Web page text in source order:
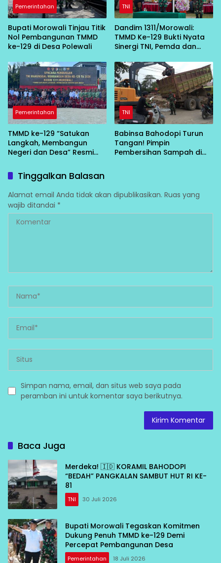
Pemerintahan
Bupati Morowali Tinjau Titik
Nol Pembangunan TMMD
ke-129 di Desa Polewali
TNI
Dandim 1311/Morowali:
TMMD Ke-129 Bukti Nyata
Sinergi TNI, Pemda dan
dari Desa
Pemerintahan
TMMD ke-129 “Satukan
Langkah, Membangun
Negeri dan Desa” Resmi
TNI
Babinsa Bahodopi Turun
Tangan! Pimpin
Pembersihan Sampah di
Tinggalkan Balasan
Alamat email Anda tidak akan dipublikasikan. Ruas yang
wajib ditandai *
Simpan nama, email, dan situs web saya pada
peramban ini untuk komentar saya berikutnya.
Baca Juga
Merdeka! 🇮🇩 KORAMIL BAHODOPI
“BEDAH” PANGKALAN SAMBUT HUT RI KE-
81
TNI 30 Juli 2026
Bupati Morowali Tegaskan Komitmen
Dukung Penuh TMMD ke-129 Demi
Percepat Pembangunan Desa
Pemerintahan 18 Juli 2026